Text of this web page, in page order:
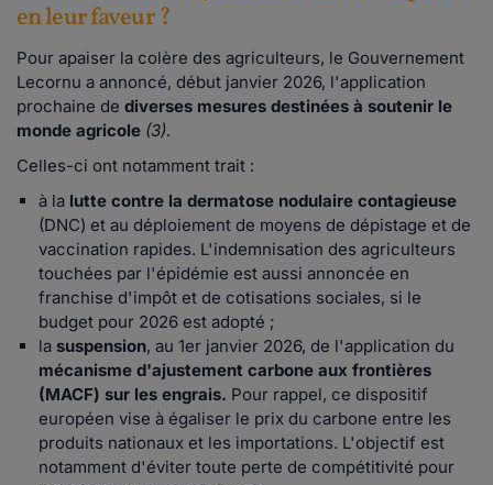
en leur faveur ?
Pour apaiser la colère des agriculteurs, le Gouvernement
Lecornu a annoncé, début janvier 2026, l'application
prochaine de diverses mesures destinées à soutenir le
monde agricole (3).
Celles-ci ont notamment trait :
à la lutte contre la dermatose nodulaire contagieuse
(DNC) et au déploiement de moyens de dépistage et de
vaccination rapides. L'indemnisation des agriculteurs
touchées par l'épidémie est aussi annoncée en
franchise d'impôt et de cotisations sociales, si le
budget pour 2026 est adopté ;
la suspension, au 1er janvier 2026, de l'application du
mécanisme d'ajustement carbone aux frontières
(MACF) sur les engrais. Pour rappel, ce dispositif
européen vise à égaliser le prix du carbone entre les
produits nationaux et les importations. L'objectif est
notamment d'éviter toute perte de compétitivité pour